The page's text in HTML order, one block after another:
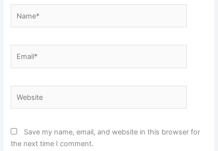
Save my name, email, and website in this browser for
the next time I comment.